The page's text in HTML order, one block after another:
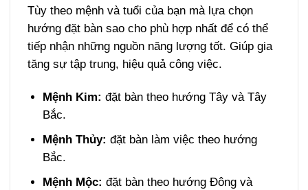
Tùy theo mệnh và tuổi của bạn mà lựa chọn
hướng đặt bàn sao cho phù hợp nhất để có thể
tiếp nhận những nguồn năng lượng tốt. Giúp gia
tăng sự tập trung, hiệu quả công việc.
Mệnh Kim: đặt bàn theo hướng Tây và Tây
Bắc.
Mệnh Thủy: đặt bàn làm việc theo hướng
Bắc.
Mệnh Mộc: đặt bàn theo hướng Đông và